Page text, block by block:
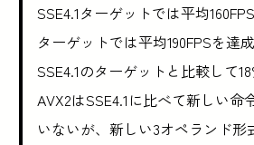
SSE4.1ターゲットでは平均
ターゲットでは平均190FPSを達
SSE4.1のターゲットと比較して
AVX2はSSE4.1に比べて新しい命
いないが、新しい3オペランド形